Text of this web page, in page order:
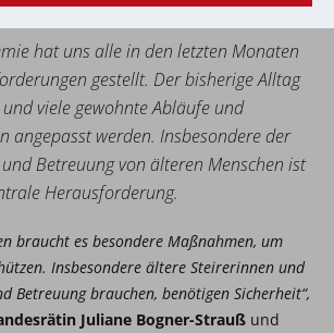
hat uns alle in den letzten Monaten
gestellt. Der bisherige Alltag
viele gewohnte Abläufe und
angepasst werden. Insbesondere der
Betreuung von älteren Menschen ist
Herausforderung.
braucht es besondere Maßnahmen, um
Insbesondere ältere Steirerinnen und
Betreuung brauchen, benötigen Sicherheit“,
Juliane Bogner-Strauß und